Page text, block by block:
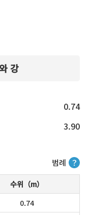
강
0.74
3.90
범례 ？
수위（m）
0.74